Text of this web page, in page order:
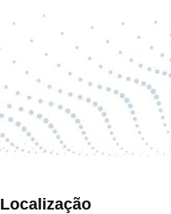
Localização